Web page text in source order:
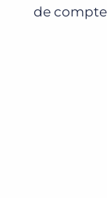
de